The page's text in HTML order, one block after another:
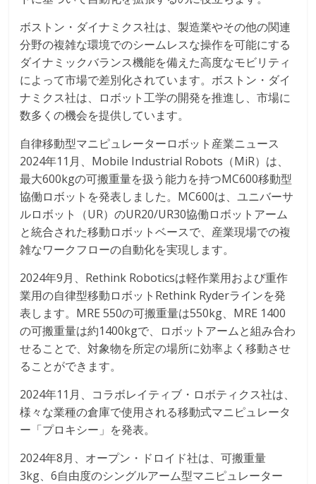
ボストン・ダイナミクス社は、製造業やその他の関連
分野の複雑な環境でのシームレスな操作を可能にする
ダイナミックバランス機能を備えた高度なモビリティ
によって市場で差別化されています。ボストン・ダイ
ナミクス社は、ロボット工学の開発を推進し、市場に
数多くの機会を提供しています。
自律移動型マニピュレーターロボット産業ニュース
2024年11月、Mobile Industrial Robots（MiR）は、
最大600kgの可搬重量を扱う能力を持つMC600移動型
協働ロボットを発表しました。MC600は、ユニバーサ
ルロボット（UR）のUR20/UR30協働ロボットアーム
と統合された移動ロボットベースで、産業現場での複
雑なワークフローの自動化を実現します。
2024年9月、Rethink Roboticsは軽作業用および重作
業用の自律型移動ロボットRethink Ryderラインを発
表します。MRE 550の可搬重量は550kg、MRE 1400
の可搬重量は約1400kgで、ロボットアームと組み合わ
せることで、対象物を所定の場所に効率よく移動させ
ることができます。
2024年11月、コラボレイティブ・ロボティクス社は、
様々な業種の倉庫で使用される移動式マニピュレータ
ー「プロキシー」を発表。
2024年8月、オープン・ドロイド社は、可搬重量
3kg、6自由度のシングルアーム型マニピュレーター